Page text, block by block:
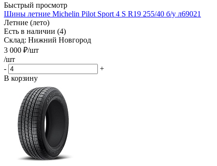
Быстрый просмотр
Шины летние Michelin Pilot Sport 4 S R19 255/40 б/у л69021
Летние (лето)
Есть в наличии (4)
Склад: Нижний Новгород
3 000 ₽/шт
/шт
-
+
В корзину